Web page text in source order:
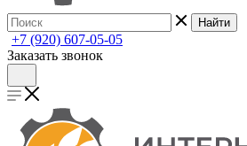
Найти
+7 (920) 607-05-05
Заказать звонок